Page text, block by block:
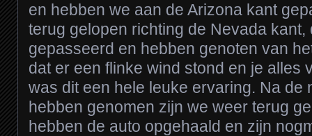
en hebben we aan de Arizona kant
terug gelopen richting de Nevada kant,
gepasseerd en hebben genoten van
dat er een flinke wind stond en je alles
was dit een hele leuke ervaring. Na de
hebben genomen zijn we weer terug
hebben de auto opgehaald en zijn